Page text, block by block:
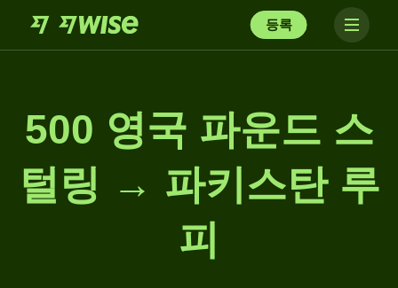
등록
500 영국 파운드 스
털링 → 파키스탄 루
피